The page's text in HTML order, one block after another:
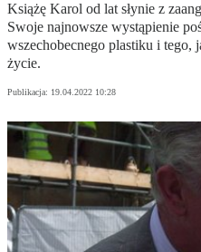
Książę Karol od lat słynie z
Swoje najnowsze wystąpienie
wszechobecnego plastiku i tego,
życie.
Publikacja: 19.04.2022 10:28